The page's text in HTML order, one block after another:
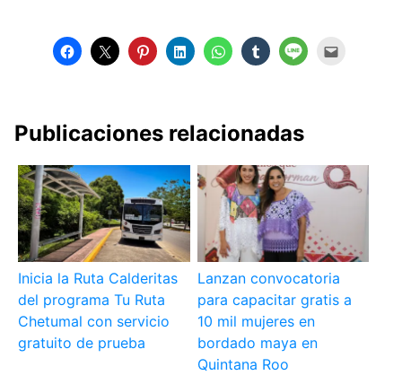
Publicaciones relacionadas
Inicia la Ruta Calderitas
del programa Tu Ruta
Chetumal con servicio
gratuito de prueba
Lanzan convocatoria
para capacitar gratis a
10 mil mujeres en
bordado maya en
Quintana Roo